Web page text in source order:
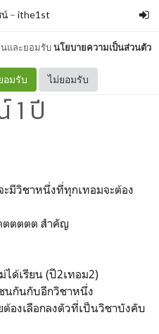
นและยอมรับนโยบายความเป็นส่วนตัว
อมรับ ไม่ยอมรับ
– ithe1st
ว ไม่ได้เรียน
1 ปี
มีวิชาหนึ่งที่ทุกเทอมจะต้อง
ตตตตต สำคัญ
ได้เรียน (ปี2เทอม2)
นกันกับอีกวิชาหนึ่ง
องเลือกลงตัวที่เป็นวิชาบังคับ